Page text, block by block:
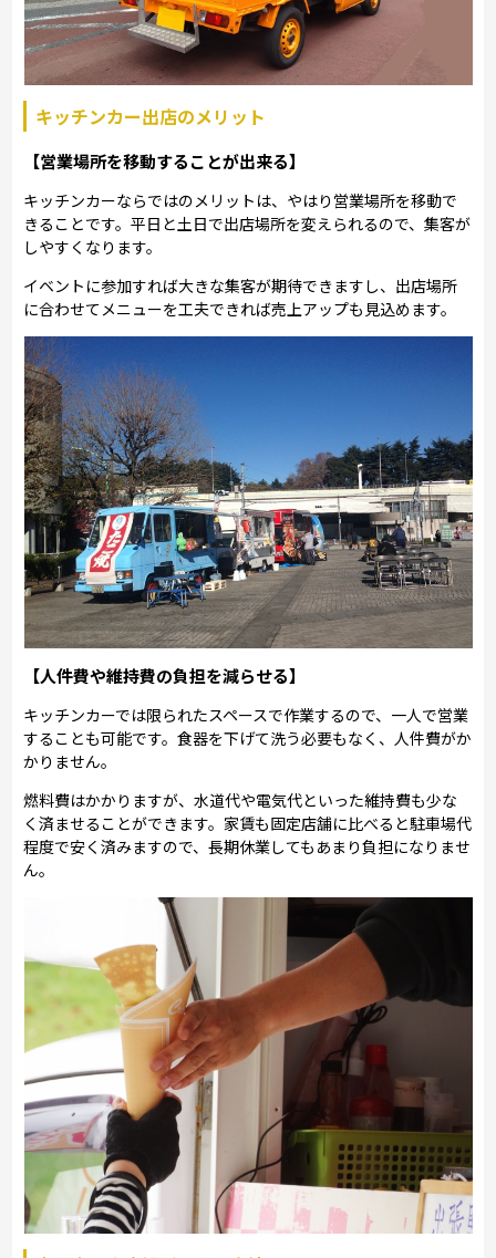
キッチンカー出店のメリット
【営業場所を移動することが出来る】
キッチンカーならではのメリットは、やはり営業場所を移動で
きることです。平日と土日で出店場所を変えられるので、集客が
しやすくなります。
イベントに参加すれば大きな集客が期待できますし、出店場所
に合わせてメニューを工夫できれば売上アップも見込めます。
【人件費や維持費の負担を減らせる】
キッチンカーでは限られたスペースで作業するので、一人で営業
することも可能です。食器を下げて洗う必要もなく、人件費がか
かりません。
燃料費はかかりますが、水道代や電気代といった維持費も少な
く済ませることができます。家賃も固定店舗に比べると駐車場代
程度で安く済みますので、長期休業してもあまり負担になりませ
ん。